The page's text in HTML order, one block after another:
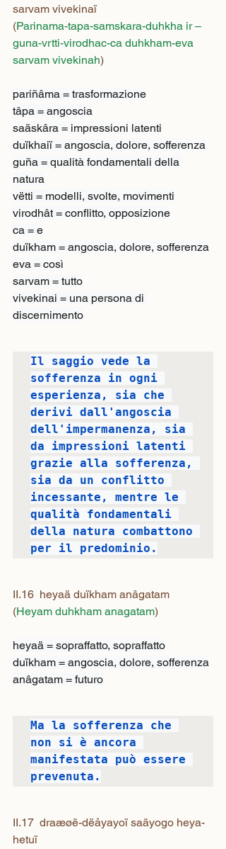
sarvam vivekinaï
(Parinama-tapa-samskara-duhkha ir –
guna-vrtti-virodhac-ca duhkham-eva
sarvam vivekinah)
pariñâma = trasformazione
tâpa = angoscia
saäskâra = impressioni latenti
duïkhaiï = angoscia, dolore, sofferenza
guña = qualità fondamentali della
natura
vëtti = modelli, svolte, movimenti
virodhât = conflitto, opposizione
ca = e
duïkham = angoscia, dolore, sofferenza
eva = così
sarvam = tutto
vivekinai = una persona di
discernimento
Il saggio vede la
sofferenza in ogni
esperienza, sia che
derivi dall'angoscia
dell'impermanenza, sia
da impressioni latenti
grazie alla sofferenza,
sia da un conflitto
incessante, mentre le
qualità fondamentali
della natura combattono
per il predominio.
II.16  heyaä duïkham anâgatam
(Heyam duhkham anagatam)
heyaä = sopraffatto, sopraffatto
duïkham = angoscia, dolore, sofferenza
anâgatam = futuro
Ma la sofferenza che
non si è ancora
manifestata può essere
prevenuta.
II.17  draæøë-dëåyayoï saäyogo heya-
hetuï